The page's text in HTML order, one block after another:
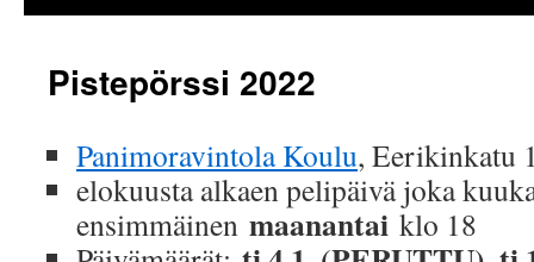
Pistepörssi 2022
Panimoravintola Koulu, Eerikinkatu
elokuusta alkaen pelipäivä joka
ensimmäinen maanantai klo 18